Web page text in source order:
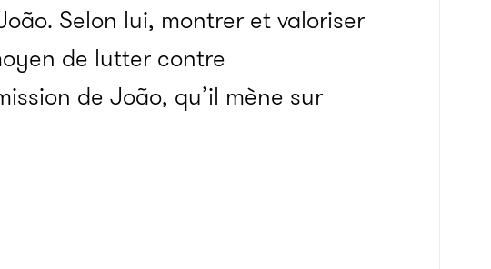
Selon lui, montrer et valoriser
de lutter contre
de João, qu’il mène sur